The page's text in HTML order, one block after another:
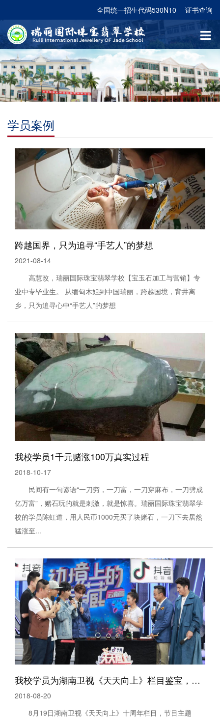
全国统一招生代码530N10 证书查询
学员案例
跨越国界，只为追寻“手艺人”的梦想
2021-08-14
高慧改，瑞丽国际珠宝翡翠学校【宝玉石加工与营销】专
业中专毕业生。 从缅甸木姐到中国瑞丽，跨越国境，背井离
乡，只为追寻心中“手艺人”的梦想
我校学员1千元赌涨100万真实过程
2018-10-17
民间有一句谚语“一刀穷，一刀富，一刀穿麻布，一刀劈成
亿万富”，赌石玩的就是刺激，就是惊喜。瑞丽国际珠宝翡翠学
校的学员陈虹道，用人民币1000元买了块赌石，一刀下去居然
猛涨至...
我校学员为湖南卫视《天天向上》栏目鉴宝，透露翡翠营销新模式及
2018-08-20
8月19日湖南卫视《天天向上》十周年栏目，节目主题